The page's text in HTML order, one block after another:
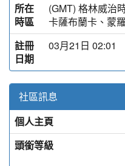
所在
時區
(GMT) 格林威治
卡薩布蘭卡、蒙
註冊
日期
03月21日 02:01
社區訊息
個人主頁
頭銜等級